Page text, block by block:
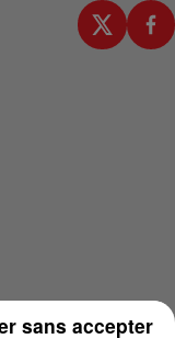
sans accepter